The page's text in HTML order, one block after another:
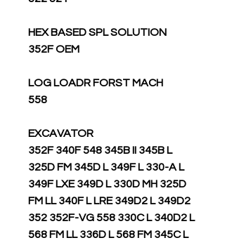
HEX BASED SPL SOLUTION
352F OEM
LOG LOADR FORST MACH
558
EXCAVATOR
352F 340F 548 345B II 345B L
325D FM 345D L 349F L 330-A L
349F LXE 349D L 330D MH 325D
FM LL 340F L LRE 349D2 L 349D2
352 352F-VG 558 330C L 340D2 L
568 FM LL 336D L 568 FM 345C L